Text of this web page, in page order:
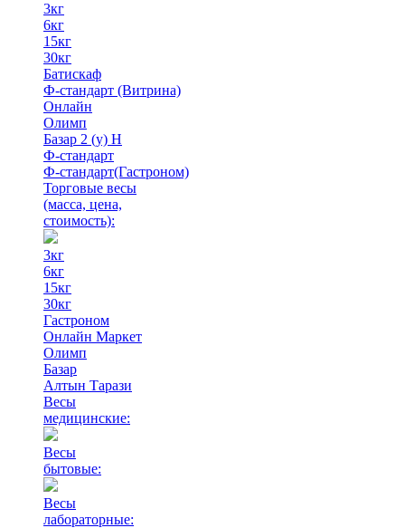
3кг
6кг
15кг
30кг
Батискаф
Ф-стандарт (Витрина)
Онлайн
Олимп
Базар 2 (у) Н
Ф-стандарт
Ф-стандарт(Гастроном)
Торговые весы
(масса, цена,
стоимость):
3кг
6кг
15кг
30кг
Гастроном
Онлайн Маркет
Олимп
Базар
Алтын Тарази
Весы
медицинские:
Весы
бытовые:
Весы
лабораторные: